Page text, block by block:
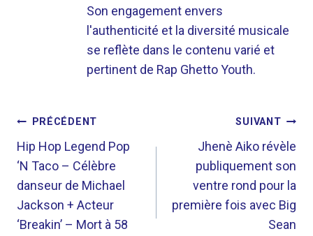
Son engagement envers
l'authenticité et la diversité musicale
se reflète dans le contenu varié et
pertinent de Rap Ghetto Youth.
NAVIGATION
DE
L’ARTICLE
PRÉCÉDENT
Hip Hop Legend Pop
‘N Taco – Célèbre
danseur de Michael
Jackson + Acteur
‘Breakin’ – Mort à 58
SUIVANT
Jhenè Aiko révèle
publiquement son
ventre rond pour la
première fois avec Big
Sean